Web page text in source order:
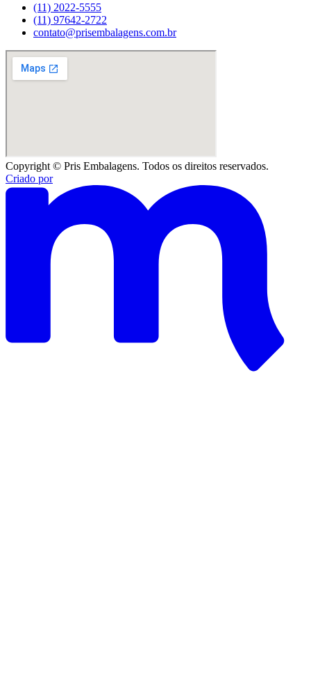
(11) 2022-5555
(11) 97642-2722
contato@prisembalagens.com.br
Copyright © Pris Embalagens. Todos os direitos reservados.
Criado por